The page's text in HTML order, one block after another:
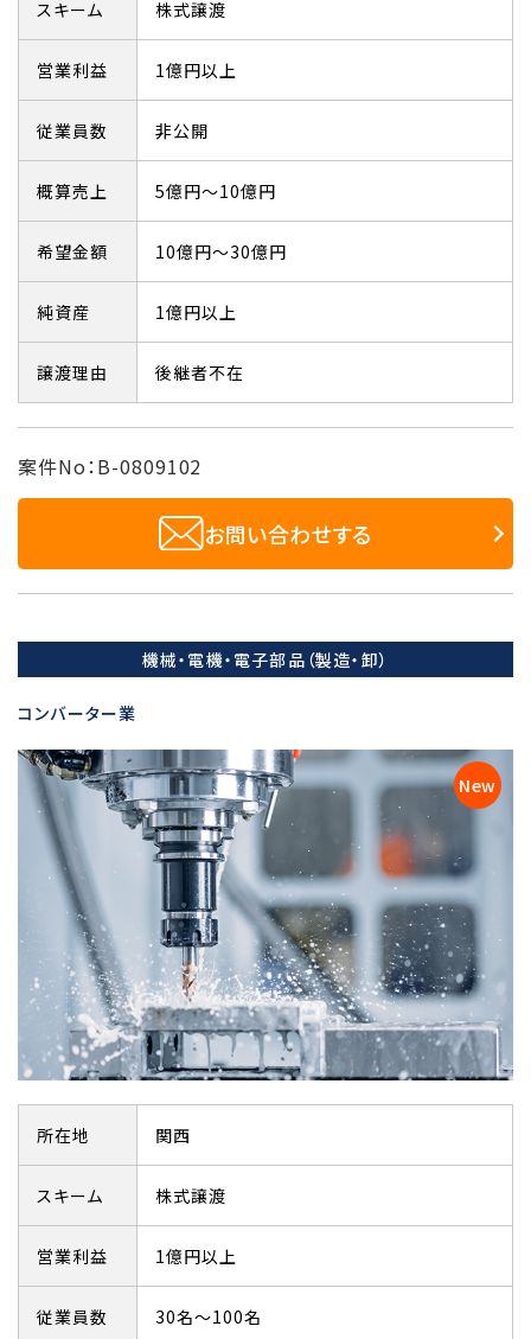
スキーム 株式譲渡
営業利益 1億円以上
従業員数 非公開
概算売上 5億円～10億円
希望金額 10億円～30億円
純資産 1億円以上
譲渡理由 後継者不在
案件No：B-0809102
お問い合わせする
機械・電機・電子部品（製造・卸）
コンバーター業
所在地 関西
スキーム 株式譲渡
営業利益 1億円以上
従業員数 30名～100名